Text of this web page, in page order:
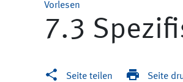
Vorlesen
7.3
Seite teilen Seite